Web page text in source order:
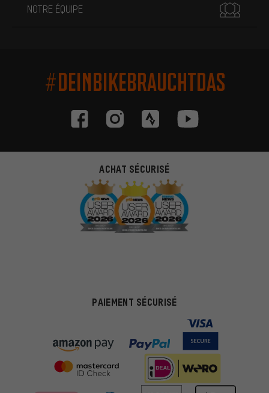
NOTRE ÉQUIPE
#DEINBIKEBRAUCHTDAS
ACHAT SÉCURISÉ
PAIEMENT SÉCURISÉ